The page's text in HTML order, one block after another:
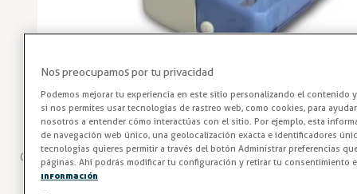
Dispensador Toalla de Papel
Dispensador de toallas de papel, fabricado en plástico.
Capacidad para 6 paquetes de toallas de 52x34x27 cm.
Nos preocupamos por tu privacidad
Podemos mejorar tu experiencia en este sitio personalizando el contenido
si nos permites usar tecnologías de rastreo web, como cookies, para
nosotros a entender cómo interactúas con el sitio. Por ejemplo, esta
de navegación web único, una geolocalización exacta e identificadores
tecnologías quieres permitir a través del botón Administrar preferencias
páginas. Ahí podrás modificar tu configuración y retirar tu consentimiento
información